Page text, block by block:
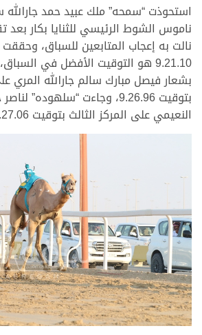
استحوذت “سمحه” ملك عبيد حمد
ناموس الشوط الرئيسي للثنايا بكار بعد
نالت به إعجاب المتابعين للسباق،
9.21.10 هو التوقيت الأفضل في
بشعار فيصل مبارك سالم جارالله
بتوقيت 9.26.96، وجاءت
النعيمي على المركز الثالث بتوقيت 9.27.06.